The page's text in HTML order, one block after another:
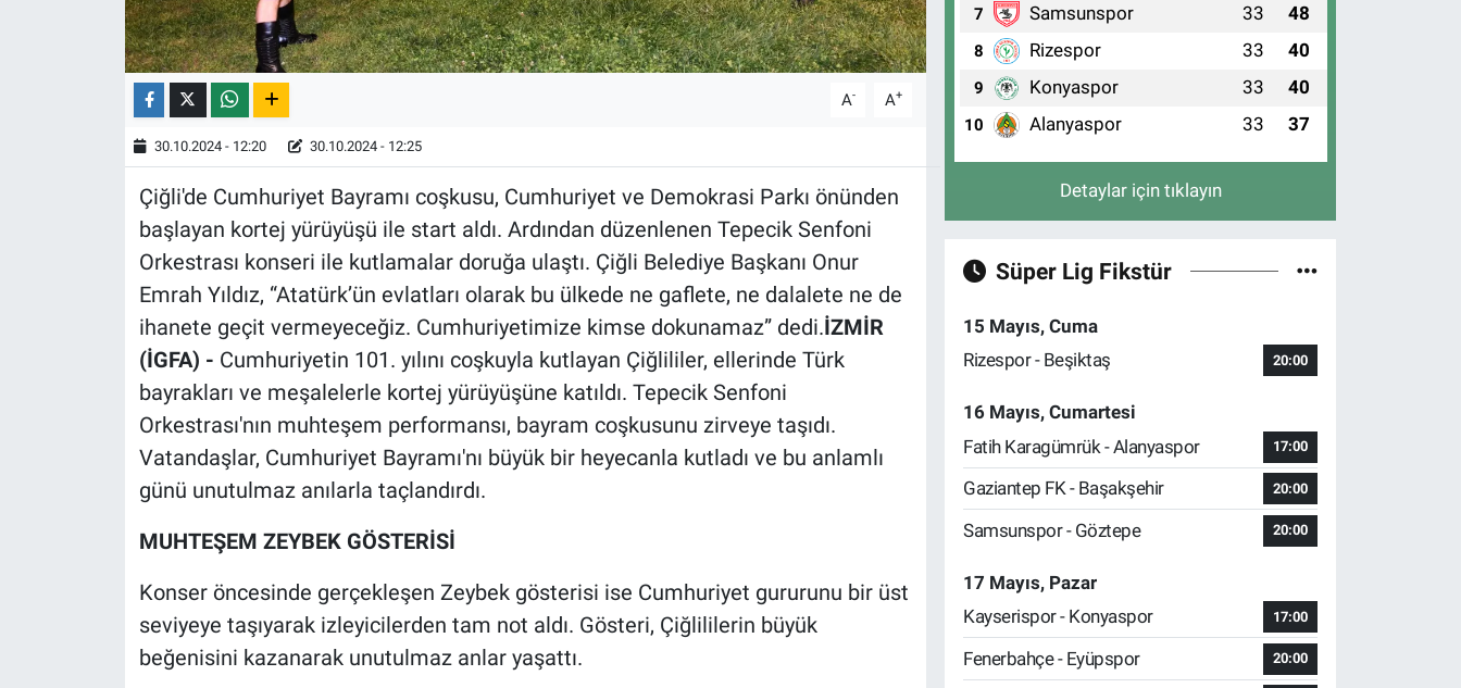
A- A+
30.10.2024 - 12:20 30.10.2024 - 12:25
Çiğli'de Cumhuriyet Bayramı coşkusu, Cumhuriyet ve Demokrasi Parkı önünden
başlayan kortej yürüyüşü ile start aldı. Ardından düzenlenen Tepecik Senfoni
Orkestrası konseri ile kutlamalar doruğa ulaştı. Çiğli Belediye Başkanı Onur
Emrah Yıldız, “Atatürk’ün evlatları olarak bu ülkede ne gaflete, ne dalalete ne de
ihanete geçit vermeyeceğiz. Cumhuriyetimize kimse dokunamaz” dedi.İZMİR
(İGFA) - Cumhuriyetin 101. yılını coşkuyla kutlayan Çiğlililer, ellerinde Türk
bayrakları ve meşalelerle kortej yürüyüşüne katıldı. Tepecik Senfoni
Orkestrası'nın muhteşem performansı, bayram coşkusunu zirveye taşıdı.
Vatandaşlar, Cumhuriyet Bayramı'nı büyük bir heyecanla kutladı ve bu anlamlı
günü unutulmaz anılarla taçlandırdı.
MUHTEŞEM ZEYBEK GÖSTERİSİ
Konser öncesinde gerçekleşen Zeybek gösterisi ise Cumhuriyet gururunu bir üst
seviyeye taşıyarak izleyicilerden tam not aldı. Gösteri, Çiğlililerin büyük
beğenisini kazanarak unutulmaz anlar yaşattı.
7 Samsunspor 33 48
8 Rizespor 33 40
9 Konyaspor 33 40
10 Alanyaspor 33 37
Detaylar için tıklayın
Süper Lig Fikstür
15 Mayıs, Cuma
Rizespor - Beşiktaş
20:00
16 Mayıs, Cumartesi
Fatih Karagümrük - Alanyaspor
17:00
Gaziantep FK - Başakşehir 20:00
Samsunspor - Göztepe 20:00
17 Mayıs, Pazar
Kayserispor - Konyaspor
17:00
Fenerbahçe - Eyüpspor 20:00